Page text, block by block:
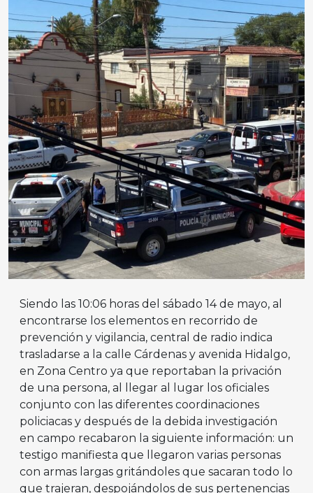
Siendo las 10:06 horas del sábado 14 de mayo, al
encontrarse los elementos en recorrido de
prevención y vigilancia, central de radio indica
trasladarse a la calle Cárdenas y avenida Hidalgo,
en Zona Centro ya que reportaban la privación
de una persona, al llegar al lugar los oficiales
conjunto con las diferentes coordinaciones
policiacas y después de la debida investigación
en campo recabaron la siguiente información: un
testigo manifiesta que llegaron varias personas
con armas largas gritándoles que sacaran todo lo
que trajeran, despojándolos de sus pertenencias